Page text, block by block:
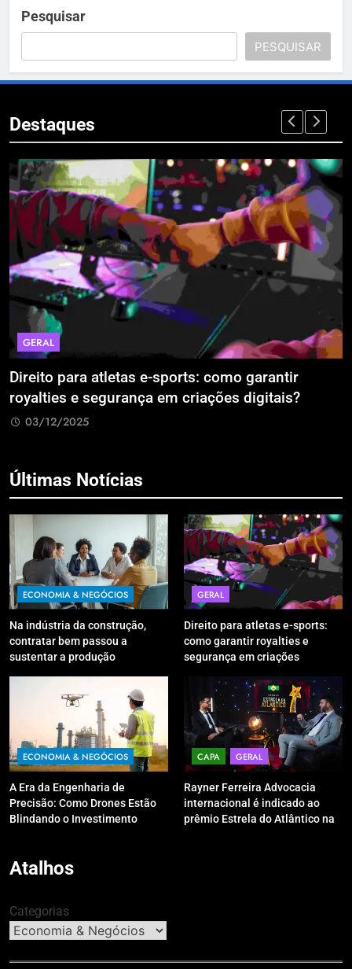
Pesquisar
PESQUISAR
Destaques
GERAL
Direito para atletas e-sports: como garantir
royalties e segurança em criações digitais?
03/12/2025
Últimas Notícias
ECONOMIA & NEGÓCIOS
Na indústria da construção,
contratar bem passou a
sustentar a produção
GERAL
Direito para atletas e-sports:
como garantir royalties e
segurança em criações
ECONOMIA & NEGÓCIOS
A Era da Engenharia de
Precisão: Como Drones Estão
Blindando o Investimento
CAPA GERAL
Rayner Ferreira Advocacia
internacional é indicado ao
prêmio Estrela do Atlântico na
Atalhos
Categorias